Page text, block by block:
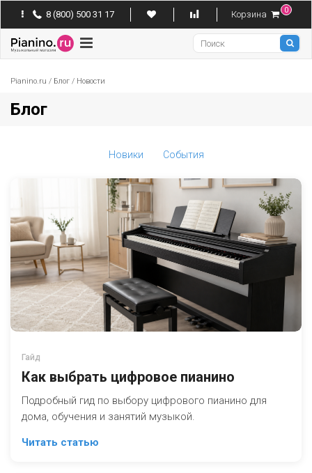
8 (800) 500 31 17 Корзина 0
Pianino
Pianino.ru / Блог / Новости
Блог
Новики События
Гайд
Как выбрать цифровое пианино
Подробный гид по выбору цифрового пианино для
дома, обучения и занятий музыкой.
Читать статью